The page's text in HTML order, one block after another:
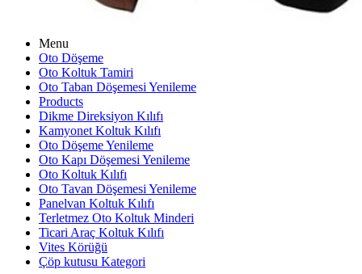
Menu
Oto Döşeme
Oto Koltuk Tamiri
Oto Taban Döşemesi Yenileme
Products
Dikme Direksiyon Kılıfı
Kamyonet Koltuk Kılıfı
Oto Döşeme Yenileme
Oto Kapı Döşemesi Yenileme
Oto Koltuk Kılıfı
Oto Tavan Döşemesi Yenileme
Panelvan Koltuk Kılıfı
Terletmez Oto Koltuk Minderi
Ticari Araç Koltuk Kılıfı
Vites Körüğü
Çöp kutusu Kategori